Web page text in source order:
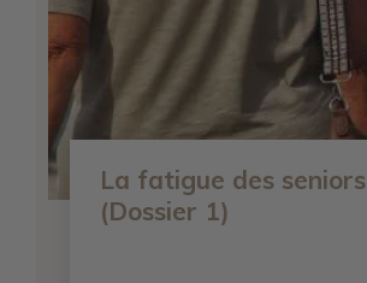
La fatigue des seniors
(Dossier 1)